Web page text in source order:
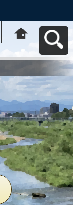
動応援ｻｲﾄ はち
コミねっとへ戻